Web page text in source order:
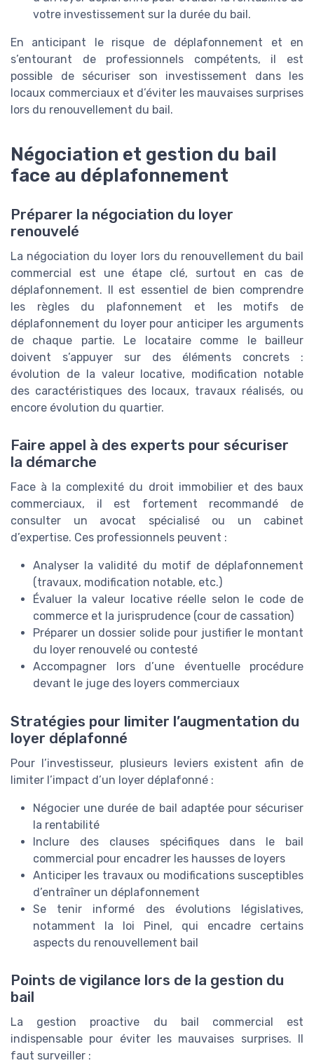
votre investissement sur la durée du bail.
En anticipant le risque de déplafonnement et en
s’entourant de professionnels compétents, il est
possible de sécuriser son investissement dans les
locaux commerciaux et d’éviter les mauvaises surprises
lors du renouvellement du bail.
Négociation et gestion du bail
face au déplafonnement
Préparer la négociation du loyer
renouvelé
La négociation du loyer lors du renouvellement du bail
commercial est une étape clé, surtout en cas de
déplafonnement. Il est essentiel de bien comprendre
les règles du plafonnement et les motifs de
déplafonnement du loyer pour anticiper les arguments
de chaque partie. Le locataire comme le bailleur
doivent s’appuyer sur des éléments concrets :
évolution de la valeur locative, modification notable
des caractéristiques des locaux, travaux réalisés, ou
encore évolution du quartier.
Faire appel à des experts pour sécuriser
la démarche
Face à la complexité du droit immobilier et des baux
commerciaux, il est fortement recommandé de
consulter un avocat spécialisé ou un cabinet
d’expertise. Ces professionnels peuvent :
Analyser la validité du motif de déplafonnement
(travaux, modification notable, etc.)
Évaluer la valeur locative réelle selon le code de
commerce et la jurisprudence (cour de cassation)
Préparer un dossier solide pour justifier le montant
du loyer renouvelé ou contesté
Accompagner lors d’une éventuelle procédure
devant le juge des loyers commerciaux
Stratégies pour limiter l’augmentation du
loyer déplafonné
Pour l’investisseur, plusieurs leviers existent afin de
limiter l’impact d’un loyer déplafonné :
Négocier une durée de bail adaptée pour sécuriser
la rentabilité
Inclure des clauses spécifiques dans le bail
commercial pour encadrer les hausses de loyers
Anticiper les travaux ou modifications susceptibles
d’entraîner un déplafonnement
Se tenir informé des évolutions législatives,
notamment la loi Pinel, qui encadre certains
aspects du renouvellement bail
Points de vigilance lors de la gestion du
bail
La gestion proactive du bail commercial est
indispensable pour éviter les mauvaises surprises. Il
faut surveiller :